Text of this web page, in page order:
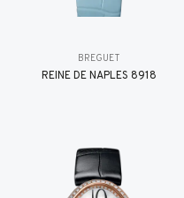
BREGUET
REINE DE NAPLES 8918